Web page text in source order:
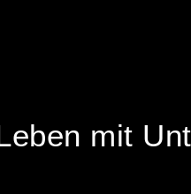
mit